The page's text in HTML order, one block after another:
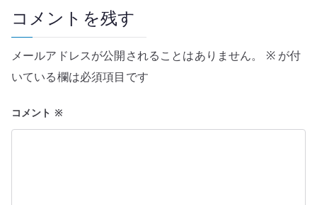
ー
シ
ョ
ン
コメントを残す
メールアドレスが公開されることはありません。 ※が付
いている欄は必須項目です
コメント ※